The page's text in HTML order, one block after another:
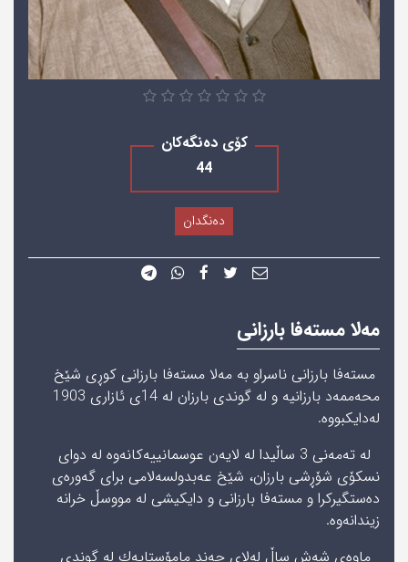
کۆی دەنگەکان
44
دەنگدان
مە‌لا مستە‌‌فا بارزانی
مسته‌فا بارزانى ناسراو به مه‌لا مسته‌فا بارزانى كوڕى شێخ
محه‌ممه‌د بارزانیه‌ و له‌ گوندى بارزان له‌ 14ى ئازارى 1903
له‌دایكبووه‌.
له‌ ته‌مه‌نى 3 ساڵیدا له‌ لایه‌ن عوسمانییه‌كانه‌وه‌ له‌ دواى
نسكۆى شۆڕشى بارزان، شێخ عه‌بدولسه‌لامى براى گه‌وره‌ى
ده‌ستگیركرا و مسته‌فا بارزانى و دایكیشى له‌ مووسڵ خرانه‌
زیندانه‌وه‌.
ماوه‌ى شه‌ش ساڵ له‌لاى چه‌ند مامۆستایه‌ك له‌ گوندى